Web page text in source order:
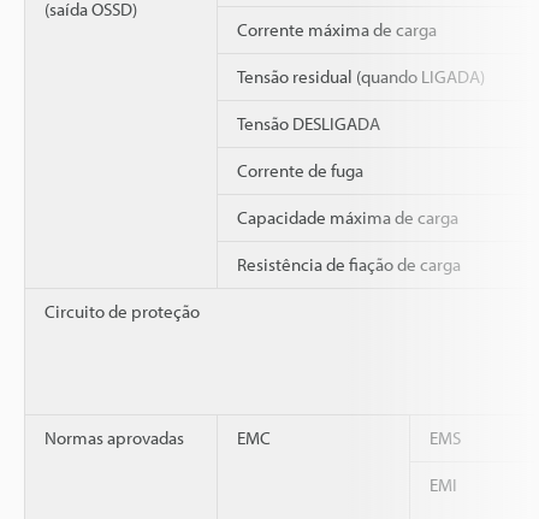
(saída OSSD)
Corrente máxima de carga
Tensão residual (quando LIGADA)
Tensão DESLIGADA
Corrente de fuga
Capacidade máxima de carga
Resistência de fiação de carga
Circuito de proteção
Normas aprovadas EMC EMS
EMI